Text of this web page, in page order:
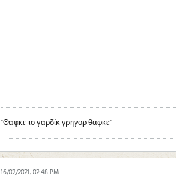
"Θαφκε το γαρδίκ γρηγορ θαφκε"
16/02/2021, 02:48 PM